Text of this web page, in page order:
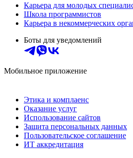
Карьера для молодых
Школа программистов
Карьера в некоммерческих
Боты для уведомлений
Мобильное приложение
Этика и комплаенс
Оказание услуг
Использование сайтов
Защита персональных данных
Пользовательское соглашение
ИТ аккредитация